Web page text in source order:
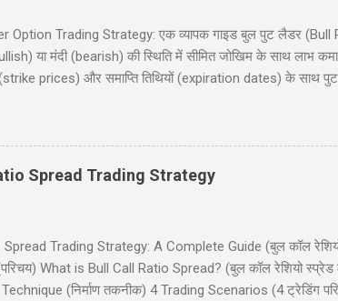
Option Trading Strategy: एक व्यापक गाइड बुल पुट लैडर (Bull
या मंदी (bearish) की स्थिति में सीमित जोखिम के साथ लाभ
prices) और समाप्ति तिथियों (expiration dates) के साथ
जो निफ्टी 50 इंडेक्स पर ट्रेडिंग में रुचि रखते हैं। हमारा उद्देश्य
1. परिचय (Introduction) 2. बुल पुट लैडर क्या है? (What is
Spread Trading Strategy
Trading Strategy: A Complete Guide (बुल कॉल
What is Bull Call Ratio Spread? (बुल कॉल रेशियो
(निर्माण तकनीक) 4 Trading Scenarios (4 ट्रेडिंग